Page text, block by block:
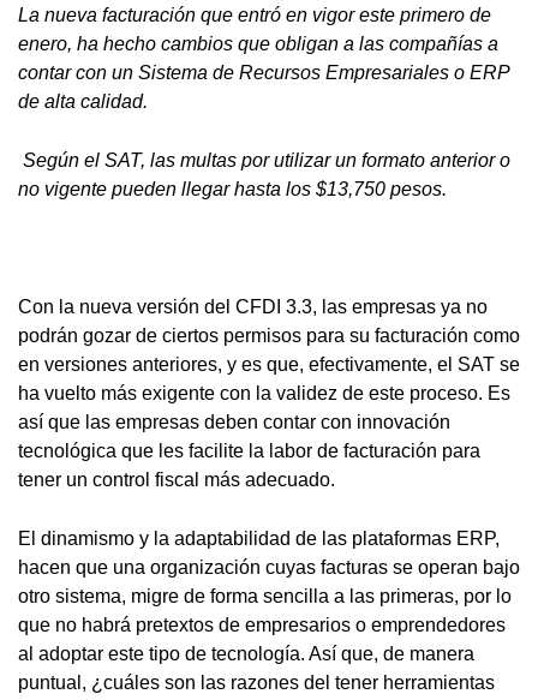
La nueva facturación que entró en vigor este primero de
enero, ha hecho cambios que obligan a las compañías a
contar con un Sistema de Recursos Empresariales o ERP
de alta calidad.
Según el SAT, las multas por utilizar un formato anterior o
no vigente pueden llegar hasta los $13,750 pesos.
Con la nueva versión del CFDI 3.3, las empresas ya no
podrán gozar de ciertos permisos para su facturación como
en versiones anteriores, y es que, efectivamente, el SAT se
ha vuelto más exigente con la validez de este proceso. Es
así que las empresas deben contar con innovación
tecnológica que les facilite la labor de facturación para
tener un control fiscal más adecuado.
El dinamismo y la adaptabilidad de las plataformas ERP,
hacen que una organización cuyas facturas se operan bajo
otro sistema, migre de forma sencilla a las primeras, por lo
que no habrá pretextos de empresarios o emprendedores
al adoptar este tipo de tecnología. Así que, de manera
puntual, ¿cuáles son las razones del tener herramientas